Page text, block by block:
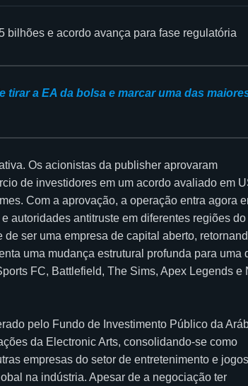
a EA da bolsa e marcar uma das
Os acionistas da publisher aprovaram
de investidores em um acordo avaliado em
Com a aprovação, a operação entra agora
autoridades antitruste em diferentes regiões do
ser uma empresa de capital aberto,
uma mudança estrutural profunda para uma
FC, Battlefield, The Sims, Apex Legends e
pelo Fundo de Investimento Público da
da Electronic Arts, consolidando-se como
empresas do setor de entretenimento e
na indústria. Apesar de a negociação ter